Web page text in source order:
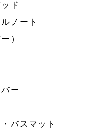
ド
ノート
）
ー
バスマット